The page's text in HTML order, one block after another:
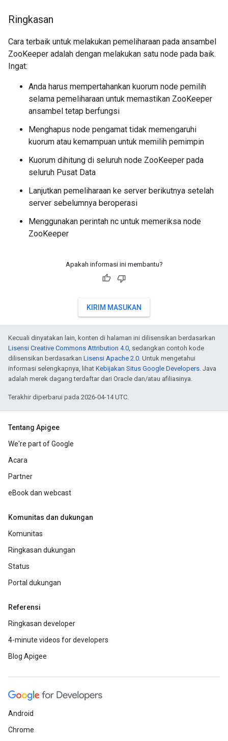
Ringkasan
Cara terbaik untuk melakukan pemeliharaan pada ansambel
ZooKeeper adalah dengan melakukan satu node pada baik.
Ingat:
Anda harus mempertahankan kuorum node pemilih
selama pemeliharaan untuk memastikan ZooKeeper
ansambel tetap berfungsi
Menghapus node pengamat tidak memengaruhi
kuorum atau kemampuan untuk memilih pemimpin
Kuorum dihitung di seluruh node ZooKeeper pada
seluruh Pusat Data
Lanjutkan pemeliharaan ke server berikutnya setelah
server sebelumnya beroperasi
Menggunakan perintah nc untuk memeriksa node
ZooKeeper
Apakah informasi ini membantu?
KIRIM MASUKAN
Kecuali dinyatakan lain, konten di halaman ini dilisensikan berdasarkan
Lisensi Creative Commons Attribution 4.0, sedangkan contoh kode
dilisensikan berdasarkan Lisensi Apache 2.0. Untuk mengetahui
informasi selengkapnya, lihat Kebijakan Situs Google Developers. Java
adalah merek dagang terdaftar dari Oracle dan/atau afiliasinya.
Terakhir diperbarui pada 2026-04-14 UTC.
Tentang Apigee
We're part of Google
Acara
Partner
eBook dan webcast
Komunitas dan dukungan
Komunitas
Ringkasan dukungan
Status
Portal dukungan
Referensi
Ringkasan developer
4-minute videos for developers
Blog Apigee
Android
Chrome